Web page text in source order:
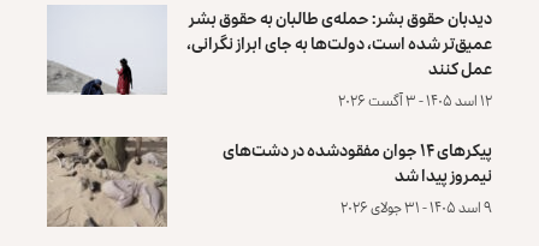
دیدبان حقوق بشر: حمله‌ی طالبان به حقوق بشر
عمیق‌تر شده است، دولت‌ها به جای ابراز نگرانی،
عمل کنند
۱۲ اسد ۱۴۰۵ - ۳ آگست ۲۰۲۶
پیکرهای ۱۴ جوان مفقودشده در دشت‌های
نیمروز پیدا شد
۹ اسد ۱۴۰۵ - ۳۱ جولای ۲۰۲۶